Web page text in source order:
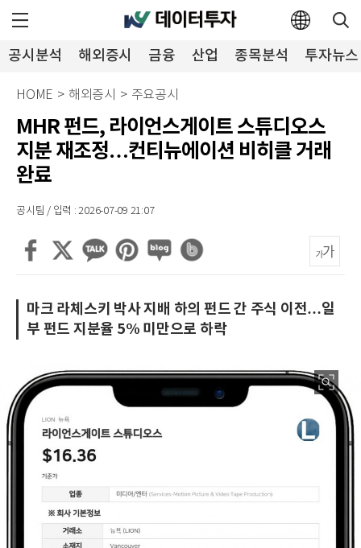
공시분석 해외증시 금융 산업 종목분석 투자뉴스
HOME > 해외증시 > 주요공시
MHR 펀드, 라이언스게이트 스튜디오스
지분 재조정…컨티뉴에이션 비히클 거래
완료
공시팀 / 입력 : 2026-07-09 21:07
마크 라체스키 박사 지배 하의 펀드 간 주식 이전…일
부 펀드 지분율 5% 미만으로 하락